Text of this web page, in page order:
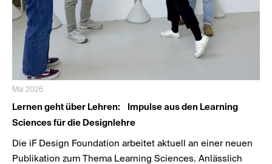
Mai 2026
Lernen geht über Lehren: Impulse aus den Learning
Sciences für die Designlehre
Die iF Design Foundation arbeitet aktuell an einer neuen
Publikation zum Thema Learning Sciences. Anlässlich